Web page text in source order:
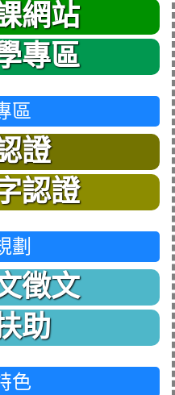
網站
專區
區
證
認證
劃
徵文
助
色